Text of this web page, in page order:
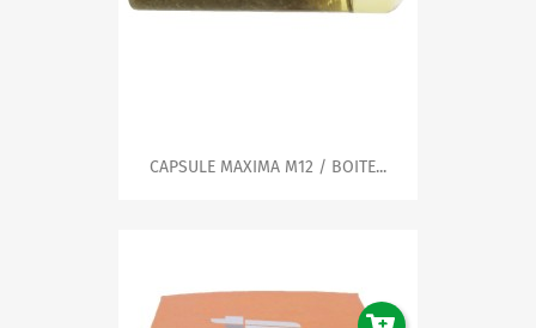
CAPSULE MAXIMA M12 / BOITE...